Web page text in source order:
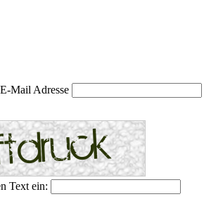
Mail Adresse
Text ein: